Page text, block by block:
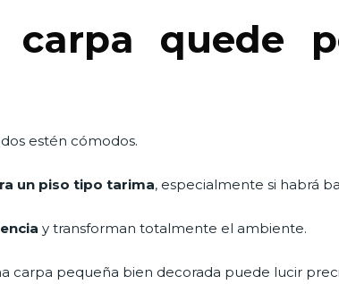
quede
estén cómodos.
un piso tipo tarima, especialmente si habrá
y transforman totalmente el ambiente.
carpa pequeña bien decorada puede lucir